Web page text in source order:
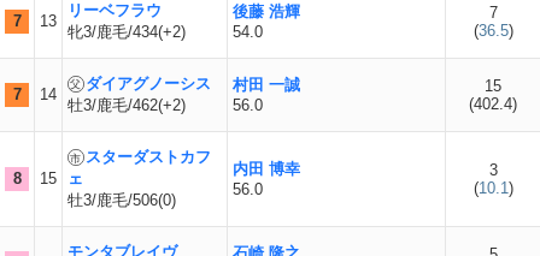
7 13
リーベフラウ
牝3/鹿毛/434(+2)
後藤 浩輝
54.0
7
(36.5)
7 14
ダイアグノーシス
牡3/鹿毛/462(+2)
村田 一誠
56.0
15
(402.4)
8 15
スターダストカフ
ェ
牡3/鹿毛/506(0)
内田 博幸
56.0
3
(10.1)
モンタブレイヴ